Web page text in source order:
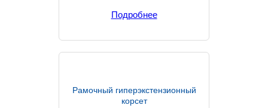
Подробнее
Рамочный гиперэкстензионный
корсет